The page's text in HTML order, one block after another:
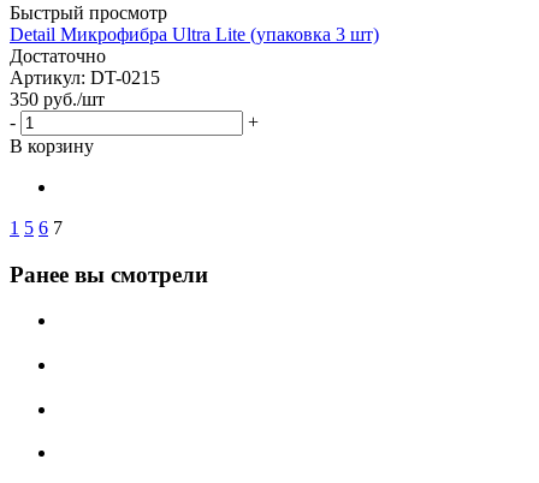
Быстрый просмотр
Detail Микрофибра Ultra Lite (упаковка 3 шт)
Достаточно
Артикул: DT-0215
350 руб./шт
-
+
В корзину
1 5 6 7
Ранее вы смотрели